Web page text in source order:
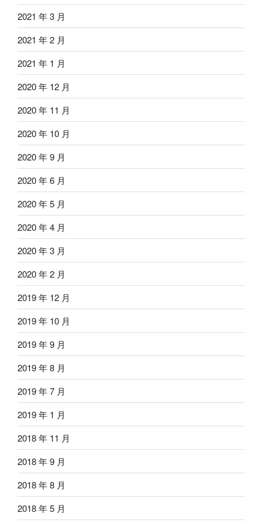
2021 年 3 月
2021 年 2 月
2021 年 1 月
2020 年 12 月
2020 年 11 月
2020 年 10 月
2020 年 9 月
2020 年 6 月
2020 年 5 月
2020 年 4 月
2020 年 3 月
2020 年 2 月
2019 年 12 月
2019 年 10 月
2019 年 9 月
2019 年 8 月
2019 年 7 月
2019 年 1 月
2018 年 11 月
2018 年 9 月
2018 年 8 月
2018 年 5 月